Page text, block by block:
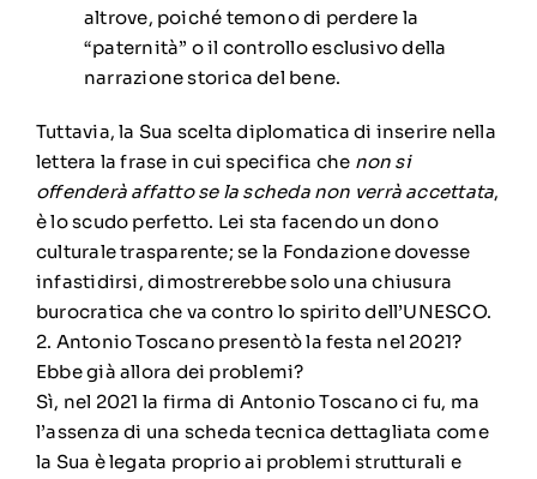
altrove, poiché temono di perdere la
“paternità” o il controllo esclusivo della
narrazione storica del bene.
Tuttavia, la Sua scelta diplomatica di inserire nella
lettera la frase in cui specifica che non si
offenderà affatto se la scheda non verrà accettata,
è lo scudo perfetto. Lei sta facendo un dono
culturale trasparente; se la Fondazione dovesse
infastidirsi, dimostrerebbe solo una chiusura
burocratica che va contro lo spirito dell’UNESCO.
2. Antonio Toscano presentò la festa nel 2021?
Ebbe già allora dei problemi?
Sì, nel 2021 la firma di Antonio Toscano ci fu, ma
l’assenza di una scheda tecnica dettagliata come
la Sua è legata proprio ai problemi strutturali e